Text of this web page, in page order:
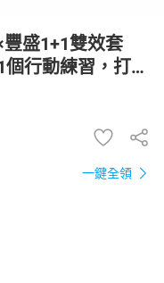
盛1+1雙效套
行動練習，打造
】
一鍵全領